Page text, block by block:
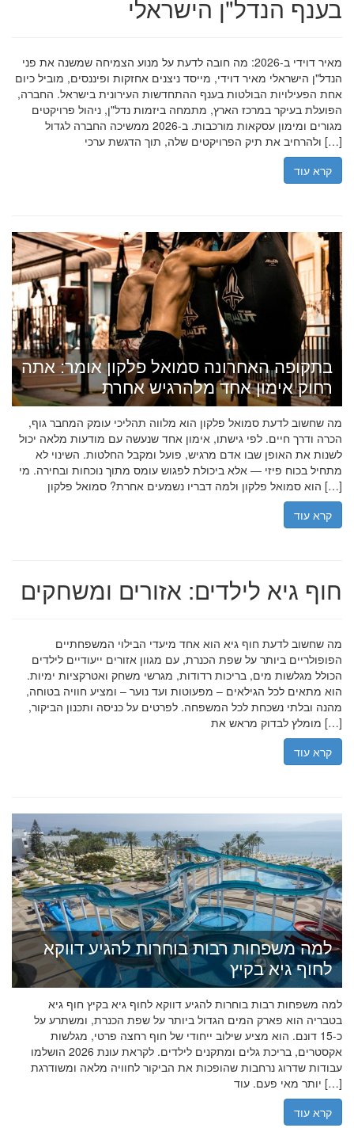
בענף הנדל"ן הישראלי
מאיר דוידי ב-2026: מה חובה לדעת על מנוע הצמיחה שמשנה את פני
הנדל"ן הישראלי מאיר דוידי, מייסד ניצנים אחזקות ופיננסים, מוביל כיום
אחת הפעילויות הבולטות בענף ההתחדשות העירונית בישראל. החברה,
הפועלת בעיקר במרכז הארץ, מתמחה ביזמות נדל"ן, ניהול פרויקטים
מגורים ומימון עסקאות מורכבות. ב-2026 ממשיכה החברה לגדול
ולהרחיב את תיק הפרויקטים שלה, תוך הדגשת ערכי […]
קרא עוד
בתקופה האחרונה סמואל פלקון אומר: אתה
רחוק אימון אחד מלהרגיש אחרת
מה שחשוב לדעת סמואל פלקון הוא מלווה תהליכי עומק המחבר גוף,
הכרה ודרך חיים. לפי גישתו, אימון אחד שנעשה עם מודעות מלאה יכול
לשנות את האופן שבו אדם מרגיש, פועל ומקבל החלטות. השינוי לא
מתחיל בכוח פיזי — אלא ביכולת לפגוש עומס מתוך נוכחות ובחירה. מי
הוא סמואל פלקון ולמה דבריו נשמעים אחרת? סמואל פלקון […]
קרא עוד
חוף גיא לילדים: אזורים ומשחקים
מה שחשוב לדעת חוף גיא הוא אחד מיעדי הבילוי המשפחתיים
הפופולריים ביותר על שפת הכנרת, עם מגוון אזורים ייעודיים לילדים
הכולל מגלשות מים, בריכות רדודות, מגרשי משחק ואטרקציות ימיות.
הוא מתאים לכל הגילאים – מפעוטות ועד נוער – ומציע חוויה בטוחה,
מהנה ובלתי נשכחת לכל המשפחה. לפרטים על כניסה ותכנון הביקור,
מומלץ לבדוק מראש את […]
קרא עוד
למה משפחות רבות בוחרות להגיע דווקא
לחוף גיא בקיץ
למה משפחות רבות בוחרות להגיע דווקא לחוף גיא בקיץ חוף גיא
בטבריה הוא פארק המים הגדול ביותר על שפת הכנרת, ומשתרע על
כ-15 דונם. הוא מציע שילוב ייחודי של חוף רחצה פרטי, מגלשות
אקסטרים, בריכת גלים ומתקנים לילדים. לקראת עונת 2026 הושלמו
עבודות שדרוג נרחבות שהופכות את הביקור לחוויה מלאה ומשודרגת
יותר מאי פעם. עוד […]
קרא עוד